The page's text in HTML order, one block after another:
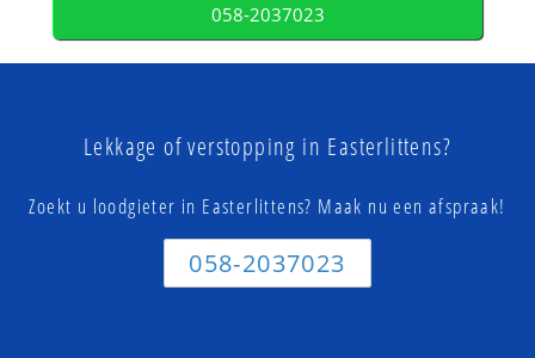
058-2037023
Lekkage of verstopping in Easterlittens?
Zoekt u loodgieter in Easterlittens? Maak nu een afspraak!
058-2037023